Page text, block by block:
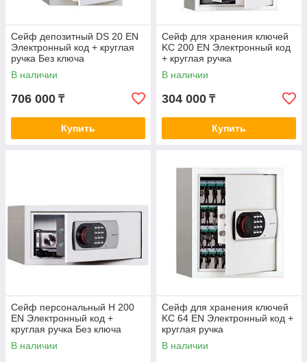
Сейф депозитный DS 20 EN
Электронный код + круглая
ручка Без ключа
В наличии
706 000 ₸
Купить
Сейф для хранения ключей
KC 200 EN Электронный код
+ круглая ручка
В наличии
304 000 ₸
Купить
Сейф персональный H 200
EN Электронный код +
круглая ручка Без ключа
В наличии
Сейф для хранения ключей
KC 64 EN Электронный код +
круглая ручка
В наличии